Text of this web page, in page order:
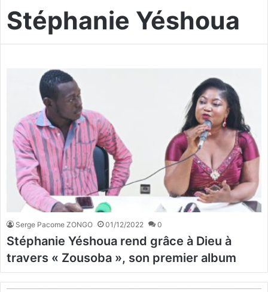
Stéphanie Yéshoua
Serge Pacome ZONGO 01/12/2022 0
Stéphanie Yéshoua rend grâce à Dieu à
travers « Zousoba », son premier album